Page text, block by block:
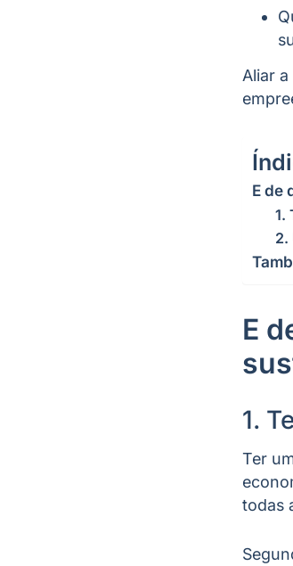
Aliar
E de
1.
2.
E
1.
Ter
todas